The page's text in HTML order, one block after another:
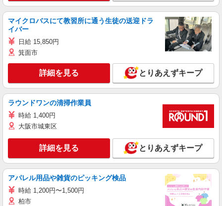
マイクロバスにて教習所に通う生徒の送迎ドラ
イバー
日給 15,850円
箕面市
詳細を見る とりあえずキープ
ラウンドワンの清掃作業員
時給 1,400円
大阪市城東区
詳細を見る とりあえずキープ
アパレル用品や雑貨のピッキング検品
時給 1,200円〜1,500円
柏市